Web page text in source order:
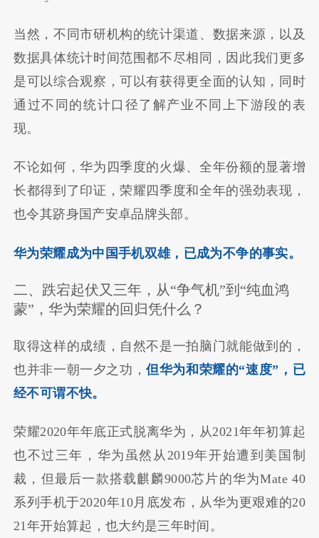
当然，不同市研机构的统计渠道、数据来源，以及
数据具体统计时间范围都不尽相同，因此我们更多
是可以综合观察，可以有获得更全面的认知，同时
通过不同的统计口径了解产业不同上下游段的表
现。
不论如何，华为四季度的火爆、全年份额的显著增
长都得到了印证，荣耀四季度和全年的强劲表现，
也令其跻身国产安卓品牌头部。
华为荣耀成为中国手机双雄，已成为不争的事实。
二、跌宕起伏又三年，从“争气机”到“纯血鸿
蒙”，华为荣耀的回归凭什么？
取得这样的成绩，自然不是一拍脑门就能做到的，
也并非一朝一夕之功，但华为和荣耀的“速度”，已
经不可谓不快。
荣耀2020年年底正式脱离华为，从2021年年初算起
也不过三年，华为虽然从2019年开始遭到美国制
裁，但最后一款搭载麒麟9000芯片的华为Mate 40
系列手机于2020年10月底发布，从华为更艰难的20
21年开始算起，也大约是三年时间。